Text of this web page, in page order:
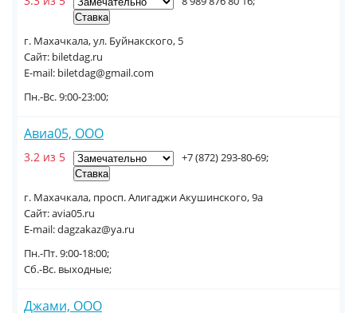
г. Махачкала, ул. Буйнакского, 5
Сайт: biletdag.ru
E-mail: biletdag@gmail.com
Пн.-Вс. 9:00-23:00;
Авиа05, ООО
3.2 из 5
г. Махачкала, просп. Алигаджи Акушинского, 9а
Сайт: avia05.ru
E-mail: dagzakaz@ya.ru
+7 (872) 293-80-69;
Пн.-Пт. 9:00-18:00;
Сб.-Вс. выходные;
Джами, ООО